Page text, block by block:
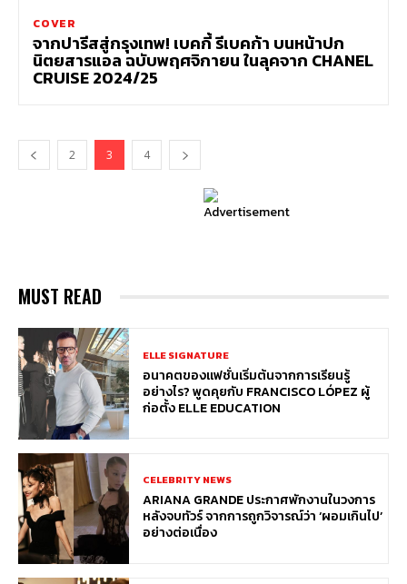
COVER
จากปารีสสู่กรุงเทพ! เบคกี้ รีเบคก้า บนหน้าปก
นิตยสารแอล ฉบับพฤศจิกายน ในลุคจาก CHANEL
CRUISE 2024/25
2 3 4
MUST READ
ELLE SIGNATURE
อนาคตของแฟชั่นเริ่มต้นจากการเรียนรู้
อย่างไร? พูดคุยกับ FRANCISCO LÓPEZ ผู้
ก่อตั้ง ELLE EDUCATION
CELEBRITY NEWS
ARIANA GRANDE ประกาศพักงานในวงการ
หลังจบทัวร์ จากการถูกวิจารณ์ว่า ‘ผอมเกินไป’
อย่างต่อเนื่อง